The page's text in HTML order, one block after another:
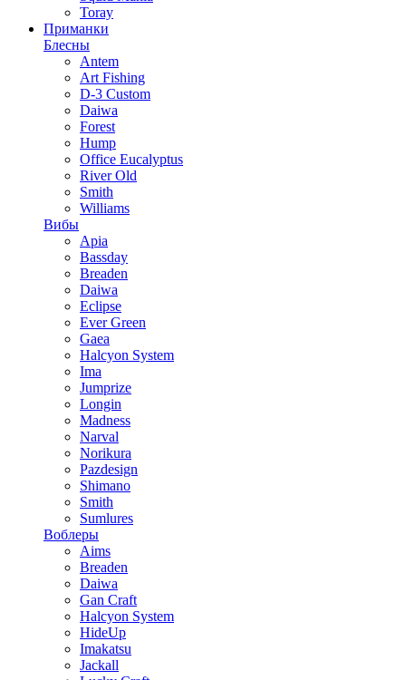
Toray
Приманки
Блесны
Antem
Art Fishing
D-3 Custom
Daiwa
Forest
Hump
Office Eucalyptus
River Old
Smith
Williams
Вибы
Apia
Bassday
Breaden
Daiwa
Eclipse
Ever Green
Gaea
Halcyon System
Ima
Jumprize
Longin
Madness
Narval
Norikura
Pazdesign
Shimano
Smith
Sumlures
Воблеры
Aims
Breaden
Daiwa
Gan Craft
Halcyon System
HideUp
Imakatsu
Jackall